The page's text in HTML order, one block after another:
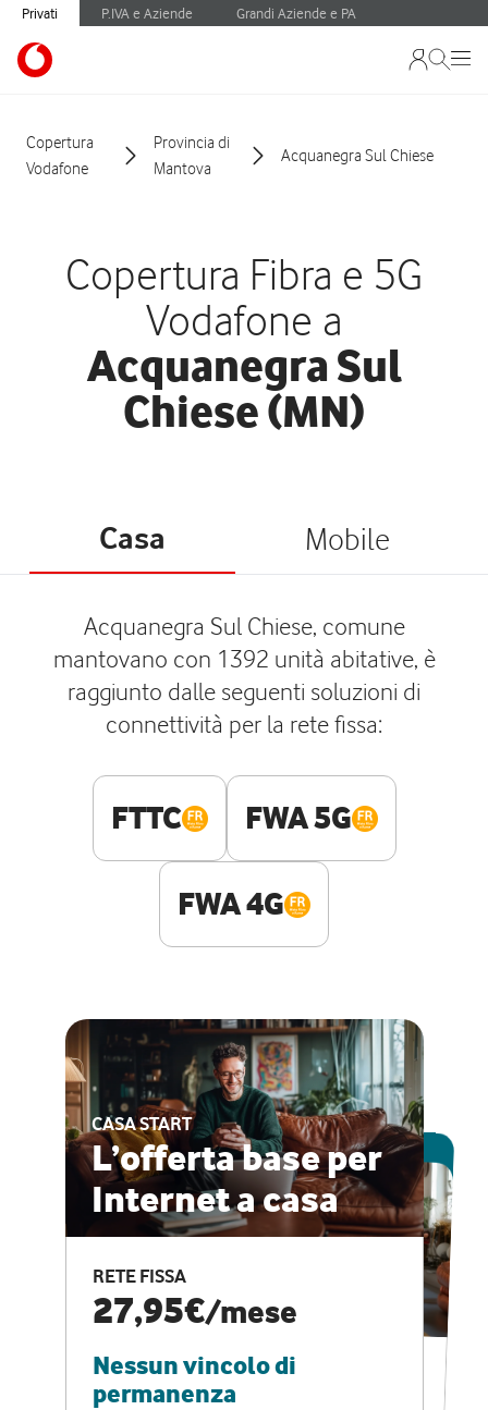
Privati P.IVA e Aziende Grandi Aziende e PA
Copertura
Vodafone
Provincia di
Mantova
Acquanegra Sul Chiese
Copertura Fibra e 5G
Vodafone a
Acquanegra Sul
Chiese (MN)
Casa Mobile
Acquanegra Sul Chiese, comune
mantovano con 1392 unità abitative, è
raggiunto dalle seguenti soluzioni di
connettività per la rete fissa:
FTTC FWA 5G
FWA 4G
CASA START
L’offerta base per
Internet a casa
RETE FISSA
27,95€/mese
Nessun vincolo di
permanenza
ESCLUSIVA ONLINE
CASA PRO
Internet veloce e
vantaggi speciali
RETE FISSA + VODAFONE CLUB
29,95€